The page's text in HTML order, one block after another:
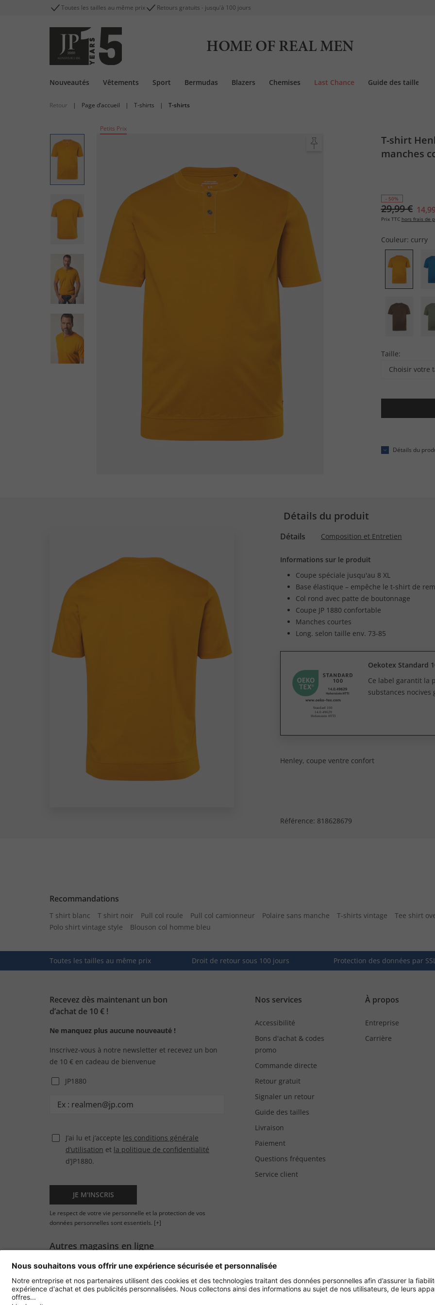
Toutes les tailles au même prix Retours gratuits - jusqu'à 100 jours
HOME OF REAL MEN
Nouveautés Vêtements Sport Bermudas Blazers Chemises Last Chance Guide des tailles
Retour | Page d’accueil | T-shirts | T-shirts
Petits Prix
T-shirt
manches
- 50%
29,99 €
Prix TTC hors frais de
Couleur: curry
Taille:
Choisir votre
Détails du
Détails du produit
Détails Composition et Entretien
Informations sur le produit
Coupe spéciale jusqu'au 8 XL
Base élastique – empêche le t-shirt de
Col rond avec patte de boutonnage
Coupe JP 1880 confortable
Manches courtes
Long. selon taille env. 73-85
Oekotex Standard
Ce label garantit la
substances nocives
Henley, coupe ventre confort
Référence: 818628679
Recommandations
T shirt blanc T shirt noir Pull col roule Pull col camionneur Polaire sans manche T-shirts vintage Tee shirt
Polo shirt vintage style
Blouson col homme bleu
Toutes les tailles au même prix Droit de retour sous 100 jours Protection des données par
Recevez dès maintenant un bon
d’achat de 10 € !
Ne manquez plus aucune nouveauté !
Inscrivez-vous à notre newsletter et recevez un bon
de 10 € en cadeau de bienvenue
JP1880
J’ai lu et j’accepte les conditions générale
d’utilisation et la politique de confidentialité
d’JP1880.
JE M'INSCRIS
Le respect de votre vie personnelle et la protection de vos
données personnelles sont essentiels. [+]
Nos services
Accessibilité
Bons d'achat & codes
promo
Commande directe
Retour gratuit
Signaler un retour
Guide des tailles
Livraison
Paiement
Questions fréquentes
Service client
À propos
Entreprise
Carrière
Autres magasins en ligne
France